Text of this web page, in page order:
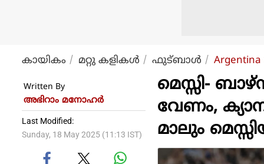
കായികം മറ്റു കളികള്‍ ഫുട്ബാള്‍ Argentina
Written By
അഭിറാം മനോഹർ
Last Modified:
Sunday, 18 May 2025 (11:13 IST)
മെസ്സി-
വേണം,
മാലും